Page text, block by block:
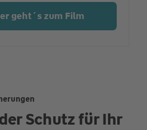
geht´s zum Film
Schutz für Ihr